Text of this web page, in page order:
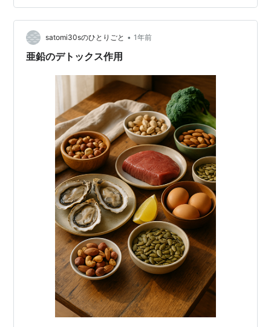
の…
satomi30sのひとりごと • 1年前
亜鉛のデトックス作用